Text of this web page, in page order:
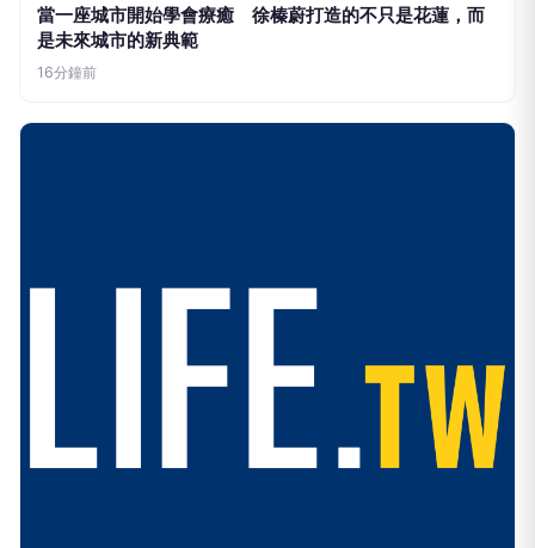
當一座城市開始學會療癒 徐榛蔚打造的不只是花蓮，而
是未來城市的新典範
16分鐘前